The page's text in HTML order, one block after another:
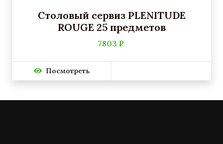
Столовый сервиз PLENITUDE
ROUGE 25 предметов
7803 ₽
Посмотреть